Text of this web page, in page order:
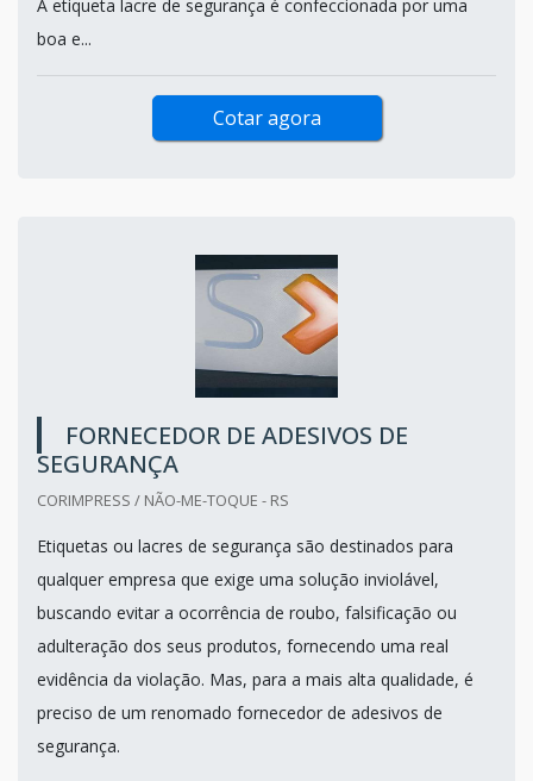
A etiqueta lacre de segurança é confeccionada por uma
boa e...
Cotar agora
FORNECEDOR DE ADESIVOS DE
SEGURANÇA
CORIMPRESS / NÃO-ME-TOQUE - RS
Etiquetas ou lacres de segurança são destinados para
qualquer empresa que exige uma solução inviolável,
buscando evitar a ocorrência de roubo, falsificação ou
adulteração dos seus produtos, fornecendo uma real
evidência da violação. Mas, para a mais alta qualidade, é
preciso de um renomado fornecedor de adesivos de
segurança.